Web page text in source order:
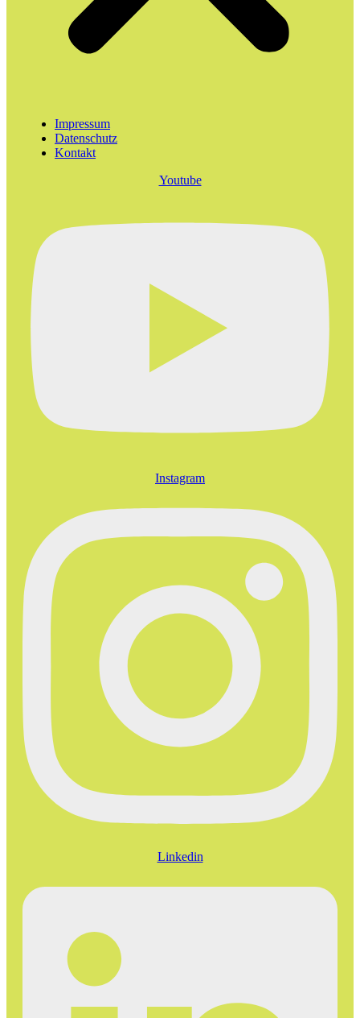
Impressum
Datenschutz
Kontakt
Youtube
Instagram
Linkedin